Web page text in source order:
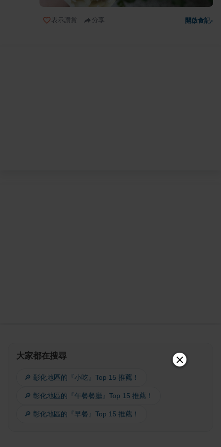
表示讚賞 分享 開啟食記›
大家都在搜尋
🔎 彰化地區的『小吃』Top 15 推薦！
🔎 彰化地區的『午餐餐廳』Top 15 推薦！
🔎 彰化地區的『早餐』Top 15 推薦！